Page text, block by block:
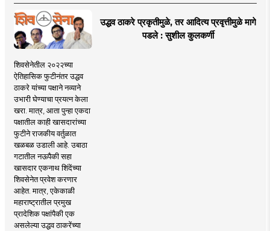
उद्धव ठाकरे प्रकृतीमुळे, तर आदित्य प्रवृत्तीमुळे मागे
पडले : सुशील कुलकर्णी
शिवसेनेतील २०२२च्या
ऐतिहासिक फुटीनंतर उद्धव
ठाकरे यांच्या पक्षाने नव्याने
उभारी घेण्याचा प्रयत्न केला
खरा. मात्र, आता पुन्हा एकदा
पक्षातील काही खासदारांच्या
फुटीने राजकीय वर्तुळात
खळबळ उडाली आहे. उबाठा
गटातील नऊपैकी सहा
खासदार एकनाथ शिंदेंच्या
शिवसेनेत प्रवेश करणार
आहेत. मात्र, एकेकाळी
महाराष्ट्रातील प्रमुख
प्रादेशिक पक्षांपैकी एक
असलेल्या उद्धव ठाकरेंच्या